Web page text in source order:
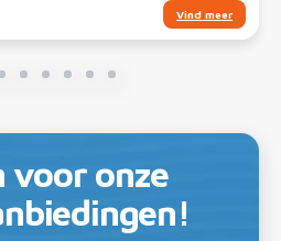
Vind meer
voor onze